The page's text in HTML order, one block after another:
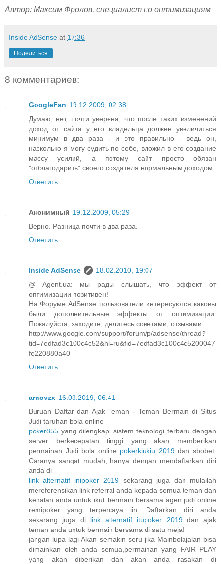
Автор: Максим Фролов, специалист по оптимизациям
Inside AdSense at 17:36
Поделиться
8 комментариев:
GoogleFan 19.12.2009, 02:38
Думаю, нет, почти уверена, что после таких изменений
доход от сайта у его владельца должен увеличиться
минимум в два раза - и это правильно - ведь он,
насколько я могу судить по себе, вложил в его создание
массу усилий, а потому сайт просто обязан
"отблагодарить" своего создателя нормальным доходом.
Ответить
Анонимный 19.12.2009, 05:29
Верно. Разница почти в два раза.
Ответить
Inside AdSense
18.02.2010, 19:07
@ Agent.ua: мы рады слышать, что эффект от
оптимизации позитивен!
На Форуме AdSense пользователи интересуются каковы
были дополнительные эффекты от оптимизации.
Пожалуйста, заходите, делитесь советами, отзывами:
http://www.google.com/support/forum/p/adsense/thread?
tid=7edfad3c100c4c52&hl=ru&fid=7edfad3c100c4c5200047
fe220880a40
Ответить
arnovzx 16.03.2019, 06:41
Buruan Daftar dan Ajak Teman - Teman Bermain di Situs
Judi taruhan bola online
poker855 yang dilengkapi sistem teknologi terbaru dengan
server berkecepatan tinggi yang akan memberikan
permainan Judi bola online pokerkiukiu 2019dan sbobet.
Caranya sangat mudah, hanya dengan mendaftarkan diri
anda di
link alternatif inipoker 2019 sekarang juga dan mulailah
mereferensikan link referral anda kepada semua teman dan
kenalan anda untuk ikut bermain bersama agen judi online
remipoker yang terpercaya iin. Daftarkan diri anda
sekarang juga di link alternatif itupoker 2019dan ajak
teman anda untuk bermain bersama di satu meja!
jangan lupa lagi Akan semakin seru jika Mainbolajalan bisa
dimainkan oleh anda semua,permainan yang FAIR PLAY
yang akan diberikan dan akan anda rasakan di